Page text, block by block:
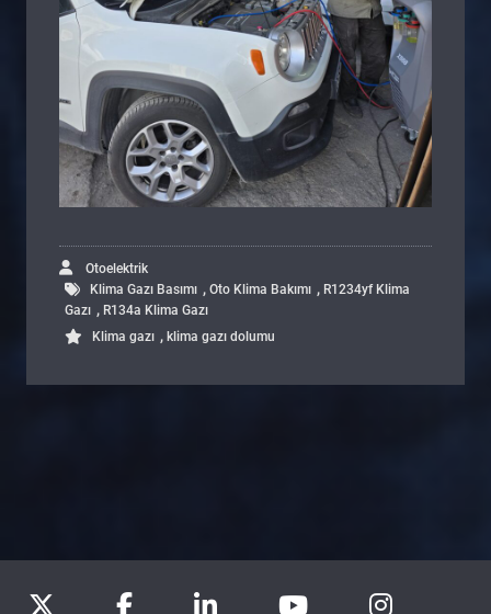
Otoelektrik
Klima Gazı Basımı , Oto Klima Bakımı , R1234yf Klima
Gazı , R134a Klima Gazı
Klima gazı , klima gazı dolumu